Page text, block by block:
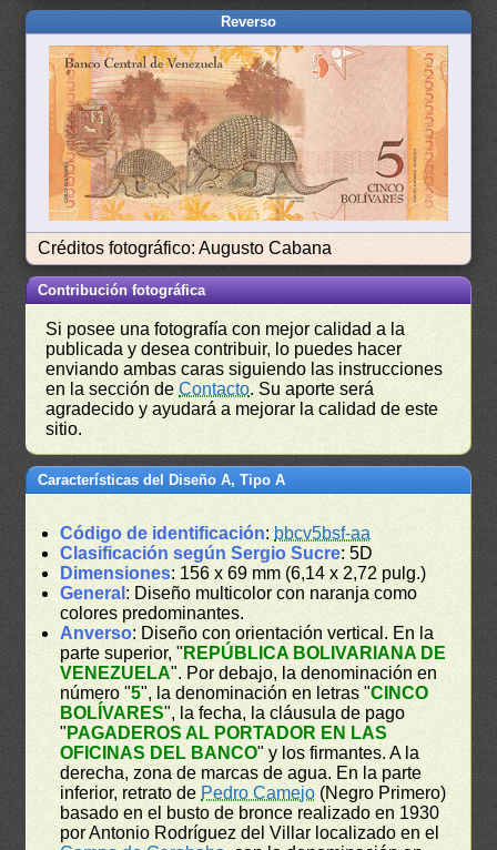
Reverso
Créditos fotográfico: Augusto Cabana
Contribución fotográfica
Si posee una fotografía con mejor calidad a la
publicada y desea contribuir, lo puedes hacer
enviando ambas caras siguiendo las instrucciones
en la sección deContacto. Su aporte será
agradecido y ayudará a mejorar la calidad de este
sitio.
Características del Diseño A, Tipo A
Código de identificación: bbcv5bsf-aa
Clasificación según Sergio Sucre: 5D
Dimensiones: 156 x 69 mm (6,14 x 2,72 pulg.)
General : Diseño multicolor con naranja como
colores predominantes.
Anverso: Diseño con orientación vertical. En la
parte superior, " REPÚBLICA BOLIVARIANA DE
VENEZUELA". Por debajo, la denominación en
número "5", la denominación en letras "CINCO
BOLÍVARES", la fecha, la cláusula de pago
" PAGADEROS AL PORTADOR EN LAS
OFICINAS DEL BANCO" y los firmantes. A la
derecha, zona de marcas de agua. En la parte
inferior, retrato de Pedro Camejo (Negro Primero)
basado en el busto de bronce realizado en 1930
por Antonio Rodríguez del Villar localizado en el